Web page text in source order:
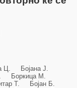
Ц. Бојана Ј.
Боркица М.
Т. Бојан Б.